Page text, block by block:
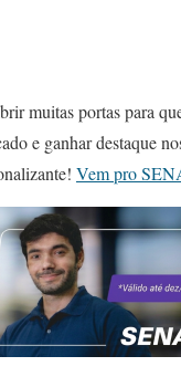
muitas portas para
e ganhar destaque
Vem pro